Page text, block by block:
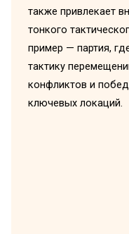
также привлекает
тонкого
пример — партия,
тактику
конфликтов и
ключевых локаций.